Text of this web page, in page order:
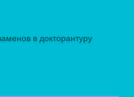
в докторантуру